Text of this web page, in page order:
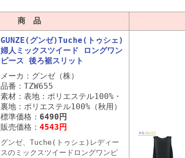
商 品
GUNZE(グンゼ)Tuche(トゥシェ)
婦人ミックスツイード ロングワン
ピース 後ろ裾スリット
メーカ：グンゼ（株）
品番：TZW655
素材：表地：ポリエステル100%・
裏地：ポリエステル100%（秋用）
標準価格： 6490円
販売価格： 4543円
グンゼ、Tuche(トゥシェ)レディー
スのミックスツイードロングワンピ